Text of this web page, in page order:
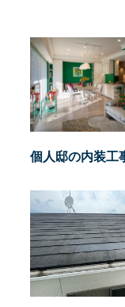
個人邸の内装工